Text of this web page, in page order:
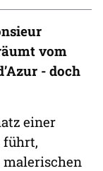
vom
- doch
einer
führt,